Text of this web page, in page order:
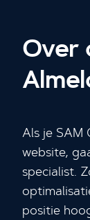
Over
Als je SAM
website,
specialist.
positie